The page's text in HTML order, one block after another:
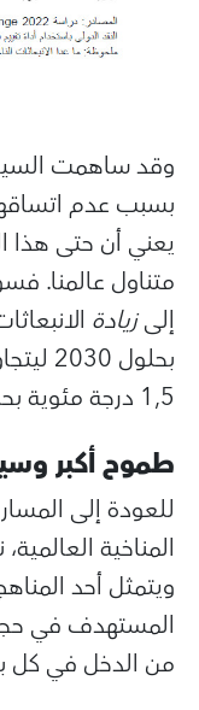
وقد ساهمت
بسبب عدم
يعني أن حتى
متناول عالمنا.
إلىزيادة
1,5 درجة مئوية بحلول عام 2035.
طموح أكبر
للعودة إلى
المناخية
ويتمثل أحد
المستهدف في
من الدخل في كل